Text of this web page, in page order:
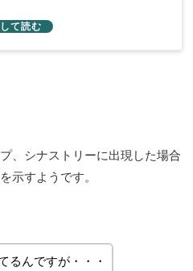
、シナストリーに出現した場合
示すようです。
るんですが・・・